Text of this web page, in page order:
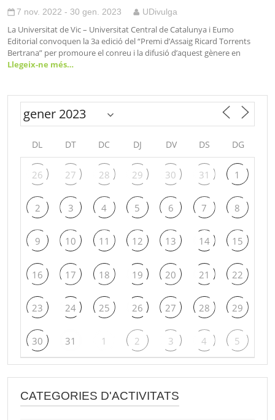
7 nov. 2022 - 30 gen. 2023 UDivulga
La Universitat de Vic – Universitat Central de Catalunya i Eumo
Editorial convoquen la 3a edició del “Premi d’Assaig Ricard Torrents
Bertrana” per promoure el conreu i la difusió d’aquest gènere en
Llegeix-ne més…
DL DT DC DJ DV DS DG
26 27 28 29 30 31 1
2 3 4 5 6 7 8
9 10 11 12 13 14 15
16 17 18 19 20 21 22
23 24 25 26 27 28 29
30 31 1 2 3 4 5
CATEGORIES D'ACTIVITATS